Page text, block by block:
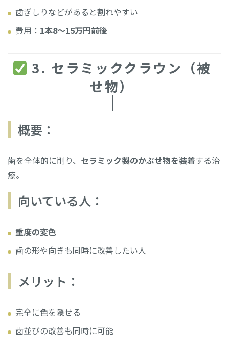
歯ぎしりなどがあると割れやすい
費用： 1本8〜15万円前後
3. セラミッククラウン（被
せ物）
概要：
歯を全体的に削り、 セラミック製のかぶせ物を装着する治
療。
向いている人：
重度の変色
歯の形や向きも同時に改善したい人
メリット：
完全に色を隠せる
歯並びの改善も同時に可能